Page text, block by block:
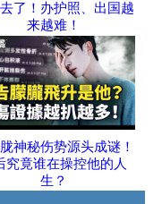
了！办护照、出国越
来越难！
神秘伤势源头成谜！
究竟谁在操控他的人
生？